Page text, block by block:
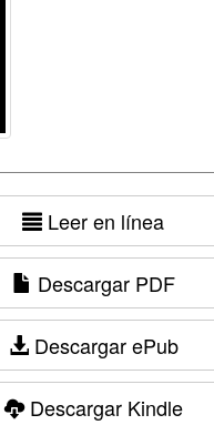
Leer en línea
Descargar PDF
Descargar ePub
Descargar Kindle